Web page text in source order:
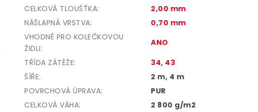
CELKOVÁ TLOUŠŤKA:
2,00 mm
NÁŠLAPNÁ VRSTVA:
0,70 mm
VHODNÉ PRO KOLEČKOVOU
ŽIDLI:
ANO
TŘÍDA ZÁTĚŽE: 34, 43
ŠÍŘE:
2 m, 4 m
POVRCHOVÁ ÚPRAVA:
PUR
CELKOVÁ VÁHA:
2 800 g/m2